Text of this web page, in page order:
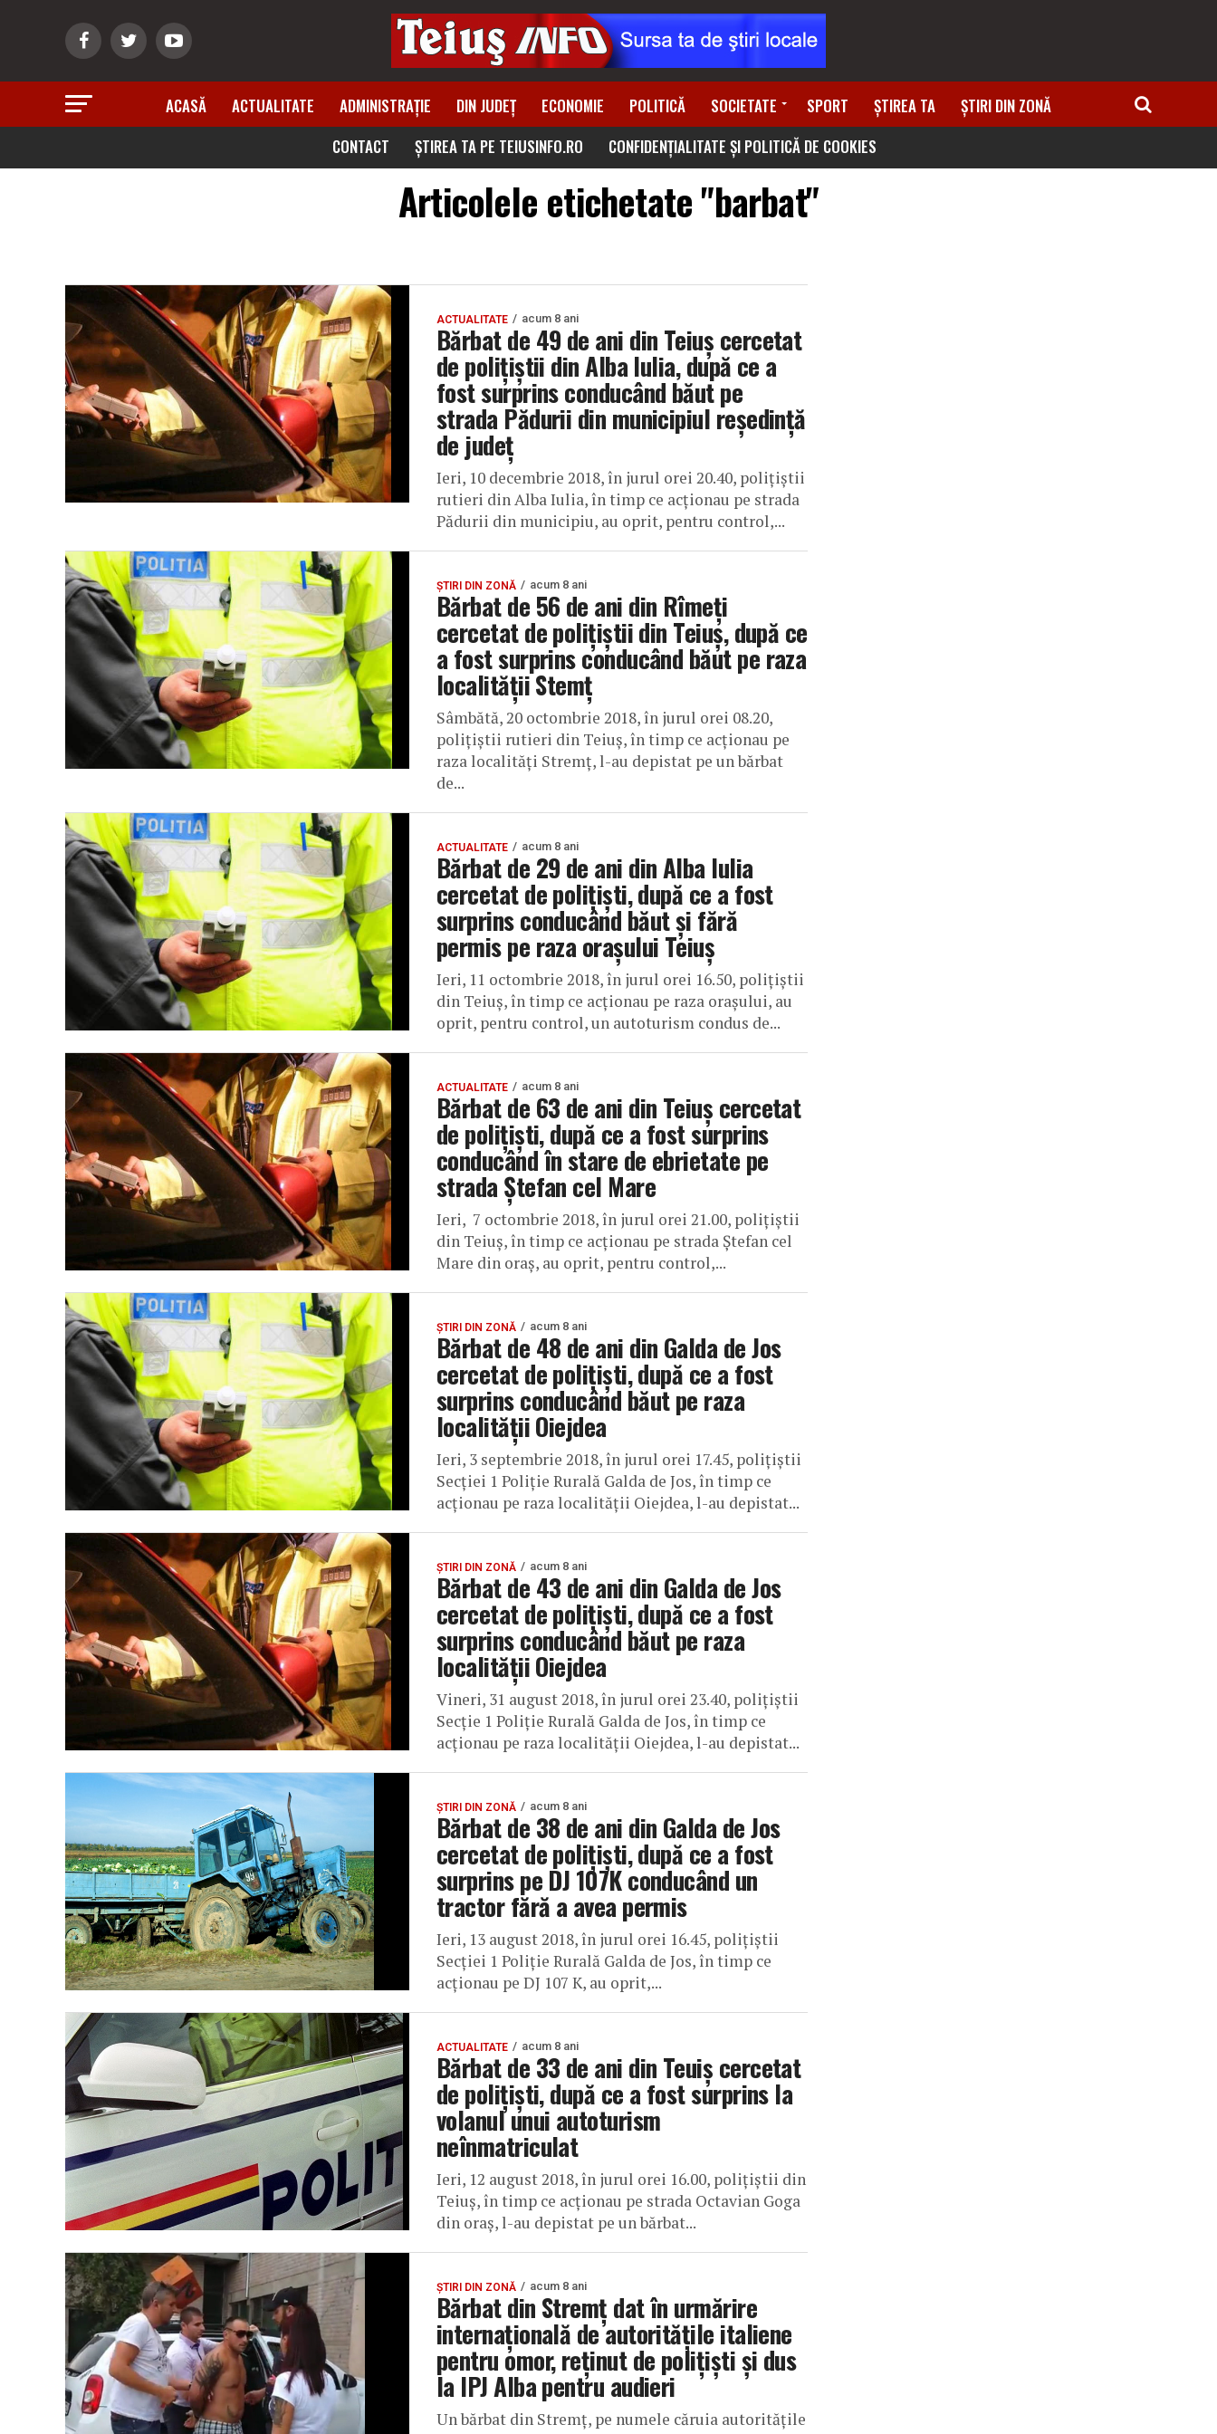
ACASĂ ACTUALITATE ADMINISTRAȚIE DIN JUDEȚ ECONOMIE POLITICĂ SOCIETATE SPORT ȘTIREA TA
ȘTIRI DIN ZONĂ
CONTACT
ȘTIREA TA PE TEIUSINFO.RO CONFIDENȚIALITATE ȘI POLITICĂ DE COOKIES
Articolele etichetate "barbat"
ACTUALITATE acum 8 ani
Bărbat de 49 de ani din Teiuș cercetat
de polițiștii din Alba Iulia, după ce a
fost surprins conducând băut pe
strada Pădurii din municipiul reședință
de județ
Ieri, 10 decembrie 2018, în jurul orei 20.40, poliţiştii
rutieri din Alba Iulia, în timp ce acţionau pe strada
Pădurii din municipiu, au oprit, pentru control,...
ȘTIRI DIN ZONĂ acum 8 ani
Bărbat de 56 de ani din Rîmeți
cercetat de polițiștii din Teiuș, după ce
a fost surprins conducând băut pe raza
localității Stemț
Sâmbătă, 20 octombrie 2018, în jurul orei 08.20,
poliţiştii rutieri din Teiuş, în timp ce acţionau pe
raza localităţi Stremţ, l-au depistat pe un bărbat
de...
ACTUALITATE acum 8 ani
Bărbat de 29 de ani din Alba Iulia
cercetat de polițiști, după ce a fost
surprins conducând băut și fără
permis pe raza orașului Teiuș
Ieri, 11 octombrie 2018, în jurul orei 16.50, poliţiştii
din Teiuş, în timp ce acţionau pe raza oraşului, au
oprit, pentru control, un autoturism condus de...
ACTUALITATE acum 8 ani
Bărbat de 63 de ani din Teiuș cercetat
de polițiști, după ce a fost surprins
conducând în stare de ebrietate pe
strada Ștefan cel Mare
Ieri, 7 octombrie 2018, în jurul orei 21.00, poliţiştii
din Teiuş, în timp ce acţionau pe strada Ştefan cel
Mare din oraş, au oprit, pentru control,...
ȘTIRI DIN ZONĂ acum 8 ani
Bărbat de 48 de ani din Galda de Jos
cercetat de polițiști, după ce a fost
surprins conducând băut pe raza
localității Oiejdea
Ieri, 3 septembrie 2018, în jurul orei 17.45, poliţiştii
Secţiei 1 Poliţie Rurală Galda de Jos, în timp ce
acţionau pe raza localităţii Oiejdea, l-au depistat...
ȘTIRI DIN ZONĂ acum 8 ani
Bărbat de 43 de ani din Galda de Jos
cercetat de polițiști, după ce a fost
surprins conducând băut pe raza
localității Oiejdea
Vineri, 31 august 2018, în jurul orei 23.40, poliţiştii
Secţie 1 Poliție Rurală Galda de Jos, în timp ce
acţionau pe raza localităţii Oiejdea, l-au depistat...
ȘTIRI DIN ZONĂ acum 8 ani
Bărbat de 38 de ani din Galda de Jos
cercetat de polițiști, după ce a fost
surprins pe DJ 107K conducând un
tractor fără a avea permis
Ieri, 13 august 2018, în jurul orei 16.45, poliţiştii
Secţiei 1 Poliţie Rurală Galda de Jos, în timp ce
acţionau pe DJ 107 K, au oprit,...
ACTUALITATE acum 8 ani
Bărbat de 33 de ani din Teuiș cercetat
de polițiști, după ce a fost surprins la
volanul unui autoturism
neînmatriculat
Ieri, 12 august 2018, în jurul orei 16.00, poliţiştii din
Teiuş, în timp ce acţionau pe strada Octavian Goga
din oraş, l-au depistat pe un bărbat...
ȘTIRI DIN ZONĂ acum 8 ani
Bărbat din Stremț dat în urmărire
internațională de autoritățile italiene
pentru omor, reținut de polițiști și dus
la IPJ Alba pentru audieri
Un bărbat din Stremț, pe numele căruia autorităţile